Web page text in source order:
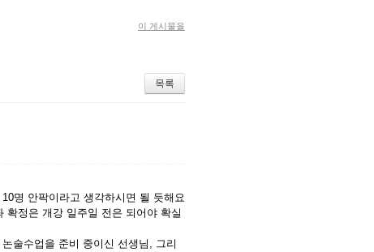
이 게시물을
목록
명 안팍이라고 생각하시면 될 듯해요
확정은 개강 일주일 전은 되어야 확실
술수업을 준비 중이신 선생님, 그리